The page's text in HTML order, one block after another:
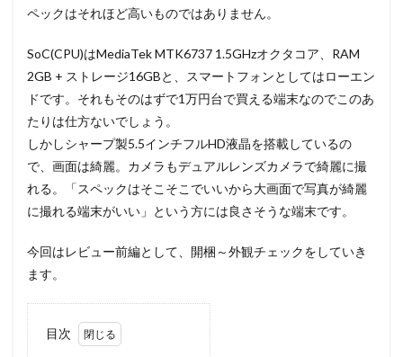
ペックはそれほど高いものではありません。
SoC(CPU)はMediaTek MTK6737 1.5GHzオクタコア、RAM
2GB + ストレージ16GBと、スマートフォンとしてはローエン
ドです。それもそのはずで1万円台で買える端末なのでこのあ
たりは仕方ないでしょう。
しかしシャープ製5.5インチフルHD液晶を搭載しているの
で、画面は綺麗。カメラもデュアルレンズカメラで綺麗に撮
れる。「スペックはそこそこでいいから大画面で写真が綺麗
に撮れる端末がいい」という方には良さそうな端末です。
今回はレビュー前編として、開梱～外観チェックをしていき
ます。
目次